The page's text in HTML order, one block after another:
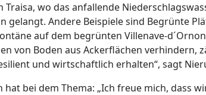
wo das anfallende
Andere Beispiele sind Begrünte
auf dem begrünten Villenave-
von Boden aus Ackerflächen verhindern,
und wirtschaftlich erhalten“, sagt
bei dem Thema: „Ich freue mich, dass